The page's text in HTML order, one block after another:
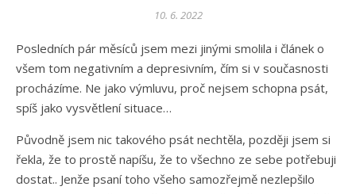
10. 6. 2022
Posledních pár měsíců jsem mezi jinými smolila i článek o
všem tom negativním a depresivním, čím si v současnosti
procházíme. Ne jako výmluvu, proč nejsem schopna psát,
spíš jako vysvětlení situace…
Původně jsem nic takového psát nechtěla, později jsem si
řekla, že to prostě napíšu, že to všechno ze sebe potřebuji
dostat.. Jenže psaní toho všeho samozřejmě nezlepšilo